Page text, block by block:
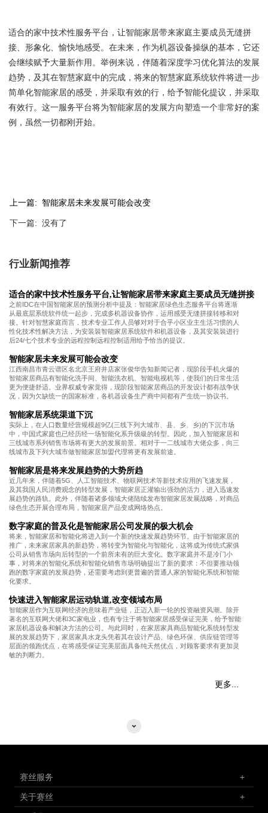
适合的家中技术性服务平台，让智能家居带来家庭主要成员无缝拼
接、形象化、愉快地感受。在未来，作为机器设备操纵的基本，它还
会继续赋予大量新作用。举例来说，伴随着深度学习优化算法的发展
趋势，及其在智慧家庭中的完成，将来的智慧家庭系统软件将进一步
简单化智能家居的感受，并采取有效的行，给予智能化提议，并采取
有效行。这一服务平台将为智能家居的发展方向塑造一个非常好的案
例，虽然一切都刚开始。
上一篇: 智能家居未来发展可能会改变
下一篇: 没有了
行业新闻推荐
适合的家中技术性服务平台,让智能家居带来家庭主要成员无缝拼接
之前IDC在中国智能家居的预测分析中提及：智能家居绿色生态服务平台将逐渐
从最底层系统软件统一起步，完成多机器设备协作，运用感受无缝拼接转移和对
接。针对智慧家庭而言，技术专业工作人员够对对于合乎小区业主生活习惯的人
性化技术性解决方法，为安装裝智能家居系统软件和机器设备，及其安装裝进行
后24/七个技术专业的远程控制远程控制适用给予恰当的提议。
智能家居未来发展可能会改变
江西南昌市青云谱区名北京王府井店家张俊华告知新闻记者，现阶段手机火爆的
智能家居商品有智能化洗手间、智能洗衣机、智能电视机等，使我们的日常生活
更为便捷舒适。业界权威专家觉得，现阶段智能家居商品的开发设计都有战争状
况，因为欠缺统一的国家标准，各机器设备生产商中间都有产生统一协议书。
智能家居系统渠道下沉
实际上，在人口数量经营规模超9亿(三线下列大城市、县、乡、乡)的下沉市场
中，中国式家庭也已经历经一场智能化系升级級的转型。因此，加入智能家居和
三线城市系列销售市场将有更大的发展前景。相对于一二线城市大佬众多，向三
线城市及下列大城市做智能家居加盟代理将更有发展前途。
智能家居是将来发展趋势的大势所趋
近几年来，伴随着5G、人工智能技术、物联网技术等新技术应用的飞速发展，
及其我国人民消费观念的转型发展，智能家居正灌输出强劲的活力，进入迅速发
展趋势的路轨。此外，伴随着诸多领域大佬陆续发布智能家居发展战略，对商品
绿色生态开展合理布局，智能家居产品变成网络热点。
数字家庭的普及化是智能家居公司发展的极大机会
将来，智能家居和智能化将进入到一个新的快速发展趋势环节。由于智能家居的
推广，未来家居家具的新趋势，将转变为智能化与智能化，这将成为传统式家俱
公司从销售市场向后转型的一个前所未有的巨大变化。数字家庭并不是冷门小
事，对将来的智能化系统和智能化销售市场明确提出了新的要求：不但要推动领
跑的数字家庭的发展趋势，还需要考虑到更普遍的普通人家的智能化系统和智能
化要求。
快速进入智能家居运动轨道,改变领域布局
智能家居作为互联网经济的意味着产业链，正迈入新一轮的投资融资风潮。除开
著名的互联网大佬和3C家电业，也有专注于将智能家居感受保证完美，给予智能
家居机器设备和解决方法的公司。与此同时，在家居家具商品智能化系统转型发
展的发展趋势下，家居家具水龙头凭着其在设计产品、绿色环保、供应链管理等
层面的领跑优点，在将感受保证完美层面具备纯天然优点，对顾客要求有更加灵
敏的判断力。
更多...
赛丝服务 +
关于赛丝 +